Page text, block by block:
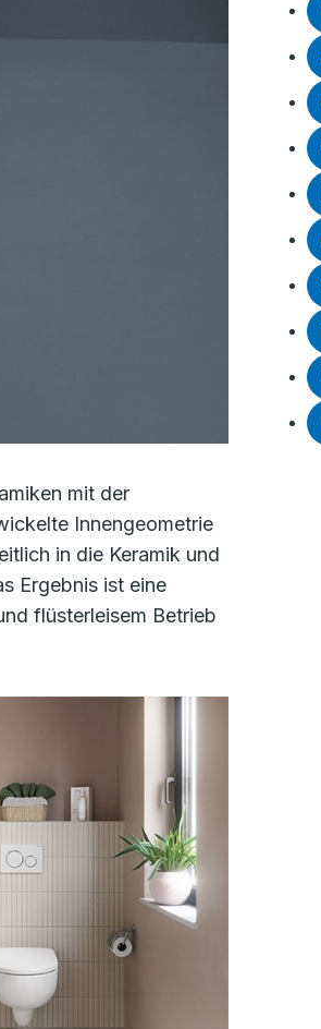
mit der
Innengeometrie
in die Keramik und
Ergebnis ist eine
flüsterleisem Betrieb